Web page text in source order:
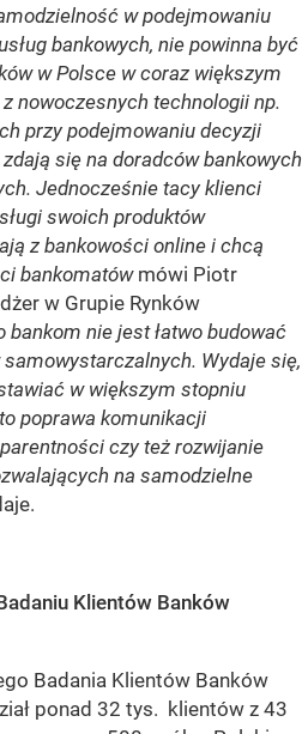
w podejmowaniu
bankowych, nie powinna być
w Polsce w coraz większym
nowoczesnych technologii np.
przy podejmowaniu decyzji
się na doradców bankowych
Jednocześnie tacy klienci
swoich produktów
z bankowości online i chcą
bankomatów mówi Piotr
w Grupie Rynków
bankom nie jest łatwo budować
Wydaje się,
w większym stopniu
poprawa komunikacji
czy też rozwijanie
na samodzielne
Klientów Banków
Badania Klientów Banków
ponad 32 tys. klientów z 43